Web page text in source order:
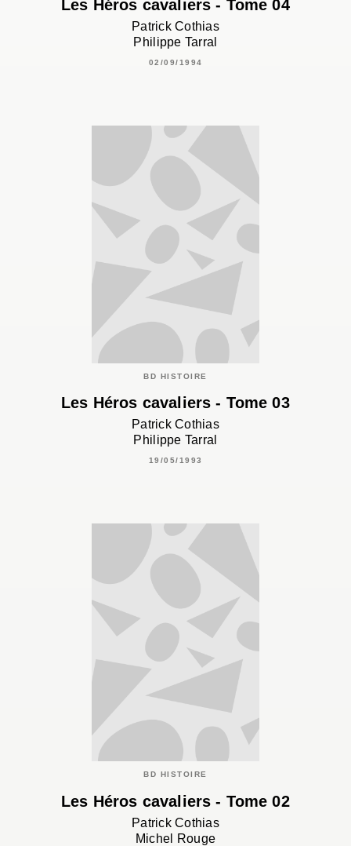
Les Héros cavaliers - Tome 04
Patrick Cothias
Philippe Tarral
02/09/1994
BD HISTOIRE
Les Héros cavaliers - Tome 03
Patrick Cothias
Philippe Tarral
19/05/1993
BD HISTOIRE
Les Héros cavaliers - Tome 02
Patrick Cothias
Michel Rouge